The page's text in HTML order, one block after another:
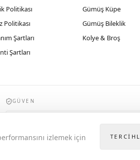
Politikası
Politikası
Şartları
Şartları
Gümüş Küpe
Gümüş Bileklik
Kolye & Broş
GÜVEN
izlemek için